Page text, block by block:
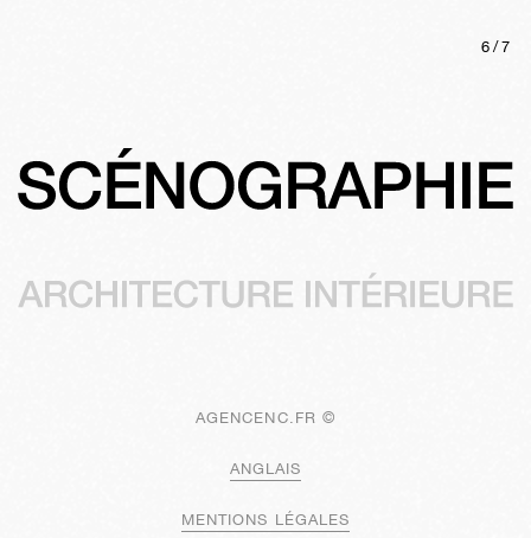
6 /7
AGENCENC.FR ©
ANGLAIS
MENTIONS LÉGALES